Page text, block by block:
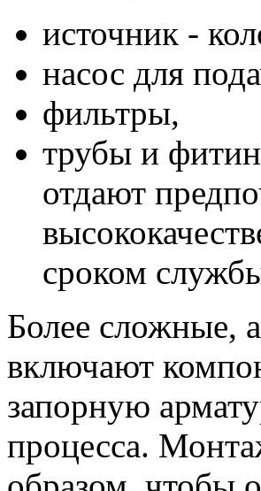
источник -
насос для
фильтры,
трубы и
отдают
сроком
Более сложные,
включают
запорную
процесса.